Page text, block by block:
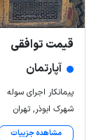
قیمت توافقی
آپارتمان
پیمانکار اجرای سوله
شهرک ابوذر, تهران
مشاهده جزییات